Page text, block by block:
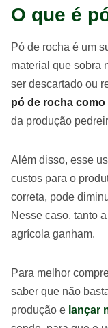
O que é
Pó de rocha é um
material que sobra
ser descartado ou
pó de rocha
da produção
Além disso, esse
custos para o
correta, pode
Nesse caso, tanto
agrícola ganham.
Para melhor
saber que não
produção e lançar